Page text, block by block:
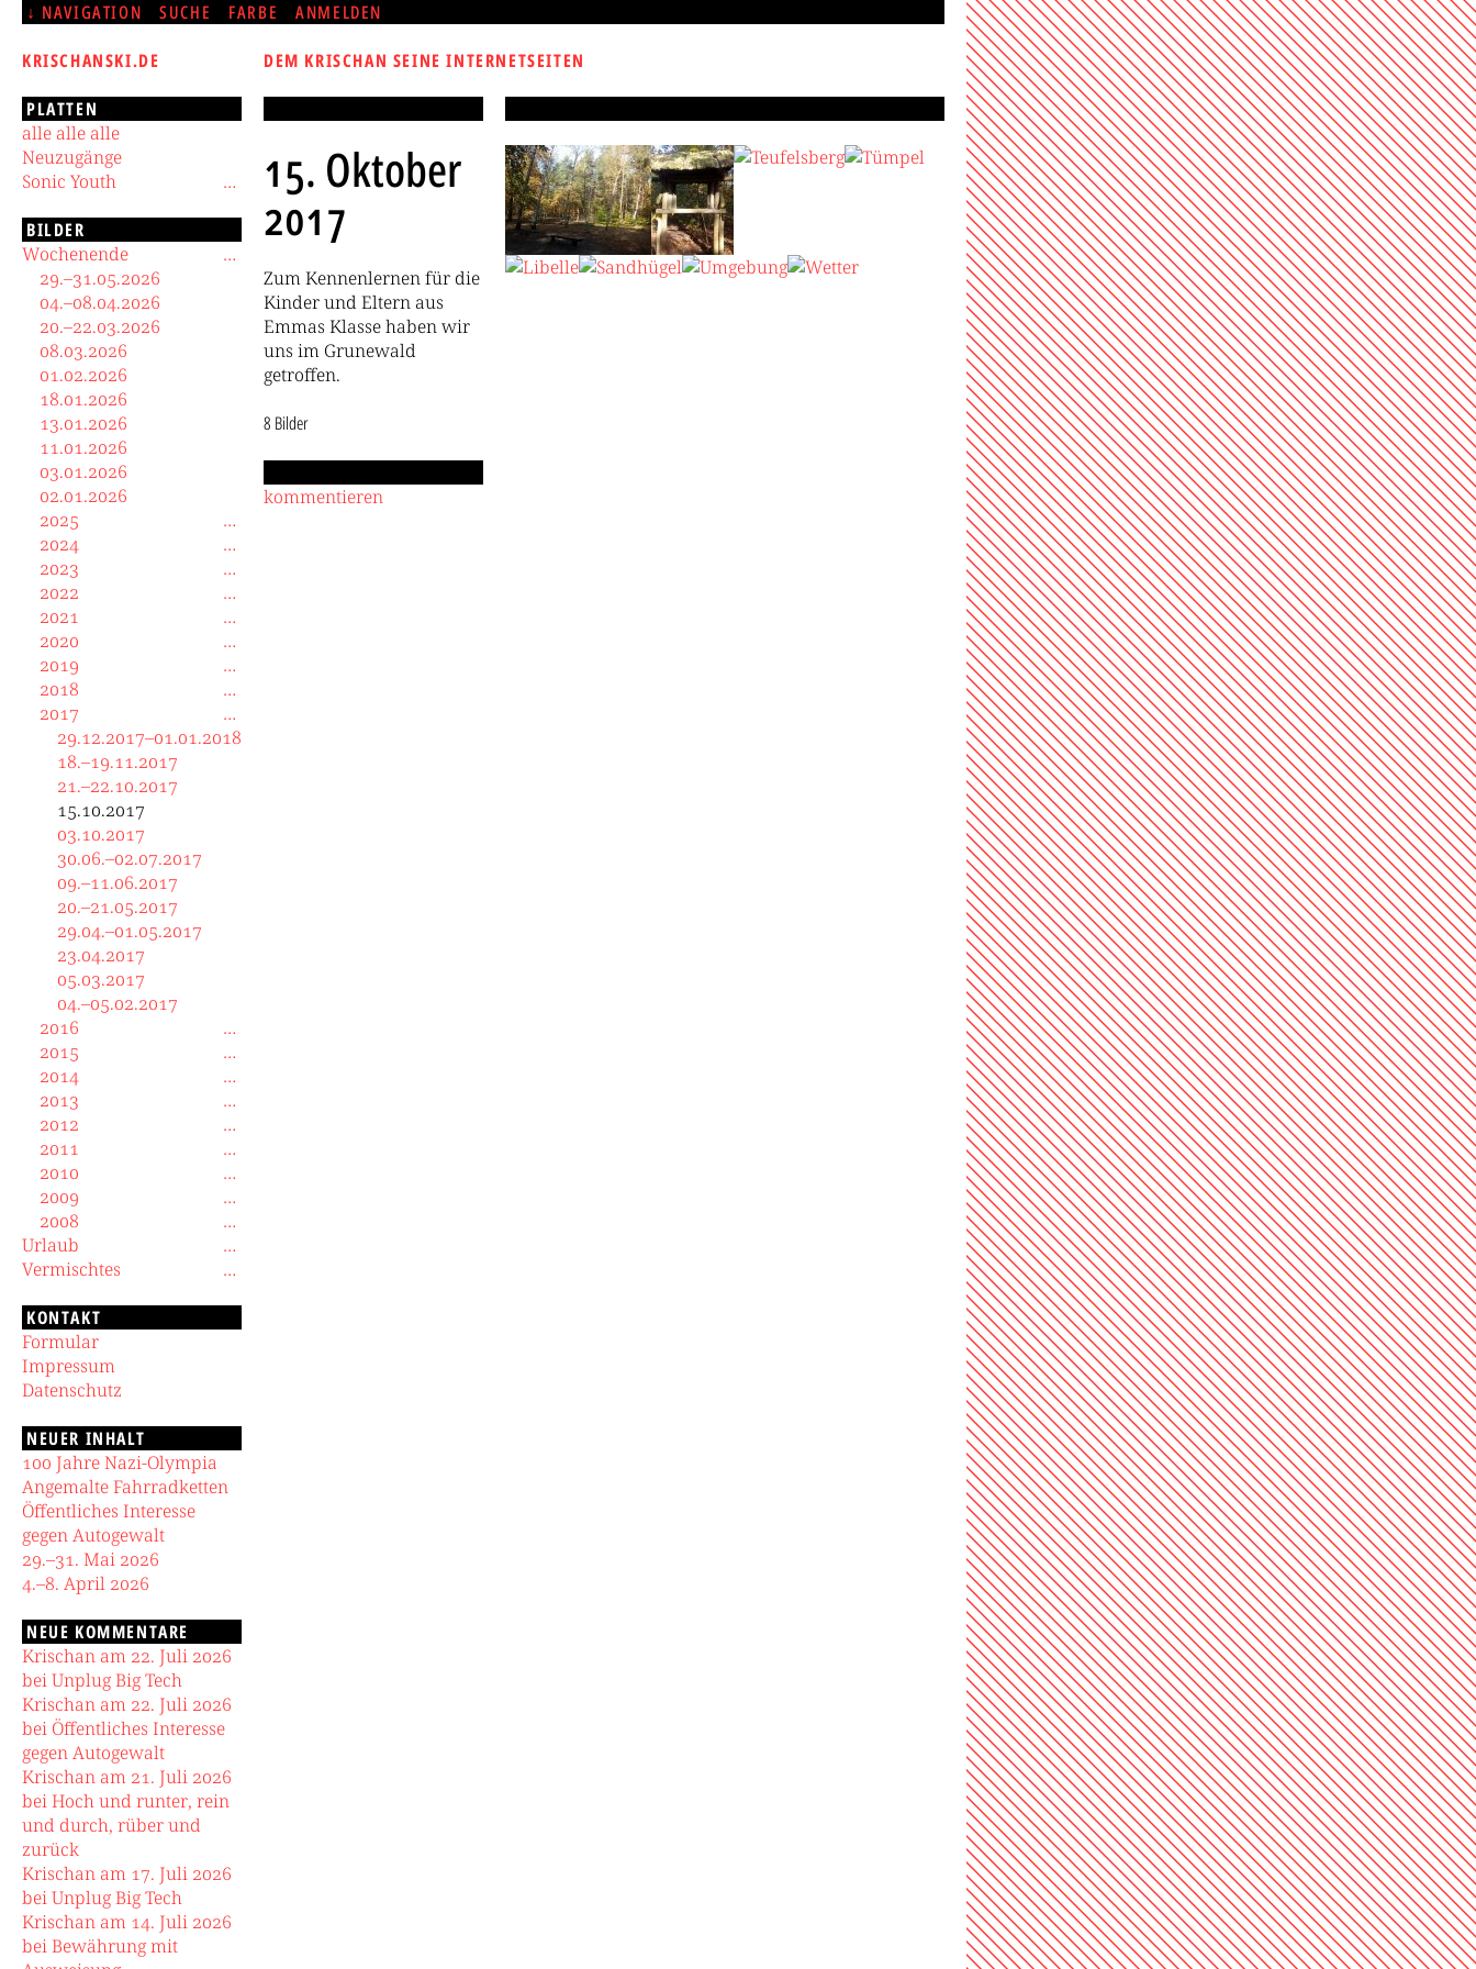
NAVIGATION SUCHE FARBE ANMELDEN
KRISCHANSKI.DE DEM KRISCHAN SEINE INTERNETSEITEN
15. Oktober
2017
Zum Kennenlernen für die
Kinder und Eltern aus
Emmas Klasse haben wir
uns im Grunewald
getroffen.
8 Bilder
kommentieren
PLATTEN
alle alle alle
Neuzugänge
Sonic Youth
BILDER
Wochenende
29.–31.05.2026
04.–08.04.2026
20.–22.03.2026
08.03.2026
01.02.2026
18.01.2026
13.01.2026
11.01.2026
03.01.2026
02.01.2026
2025
2024
2023
2022
2021
2020
2019
2018
2017
29.12.2017–01.01.2018
18.–19.11.2017
21.–22.10.2017
15.10.2017
03.10.2017
30.06.–02.07.2017
09.–11.06.2017
20.–21.05.2017
29.04.–01.05.2017
23.04.2017
05.03.2017
04.–05.02.2017
2016
2015
2014
2013
2012
2011
2010
2009
2008
Urlaub
Vermischtes
KONTAKT
Formular
Impressum
Datenschutz
NEUER INHALT
100 Jahre Nazi-Olympia
Angemalte Fahrradketten
Öffentliches Interesse
gegen Autogewalt
29.–31. Mai 2026
4.–8. April 2026
NEUE KOMMENTARE
Krischan am 22. Juli 2026
bei Unplug Big Tech
Krischan am 22. Juli 2026
bei Öffentliches Interesse
gegen Autogewalt
Krischan am 21. Juli 2026
bei Hoch und runter, rein
und durch, rüber und
zurück
Krischan am 17. Juli 2026
bei Unplug Big Tech
Krischan am 14. Juli 2026
bei Bewährung mit